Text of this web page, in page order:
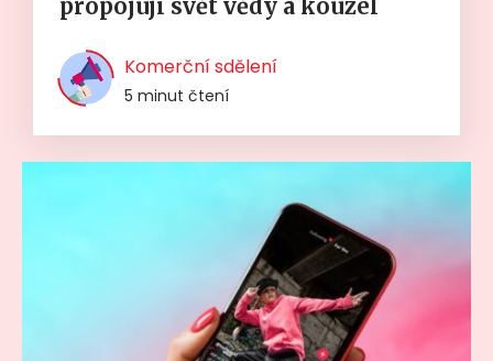
propojují svět vědy a kouzel
Komerční sdělení
5 minut čtení